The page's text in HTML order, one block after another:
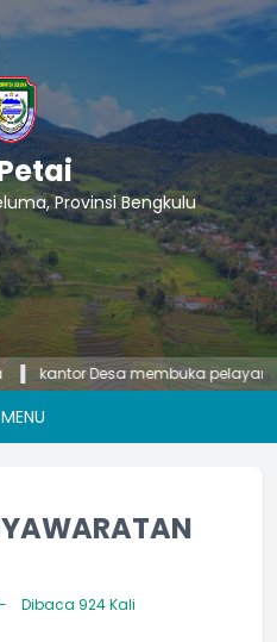
Provinsi Bengkulu
kantor Desa membuka pelayanan
MENU
Dibaca 924 Kali